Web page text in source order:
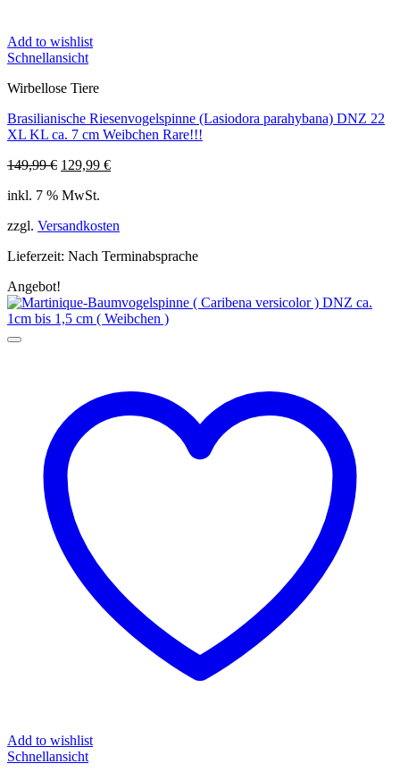
Add to wishlist
Schnellansicht
Wirbellose Tiere
Brasilianische Riesenvogelspinne (Lasiodora parahybana) DNZ 22
XL KL ca. 7 cm Weibchen Rare!!!
149,99€ Ursprünglicher
war:
129,99 €Aktueller
inkl. 7 % MwSt.
zzgl. Versandkosten
Lieferzeit: Nach Terminabsprache
Angebot!
Add to wishlist
Schnellansicht